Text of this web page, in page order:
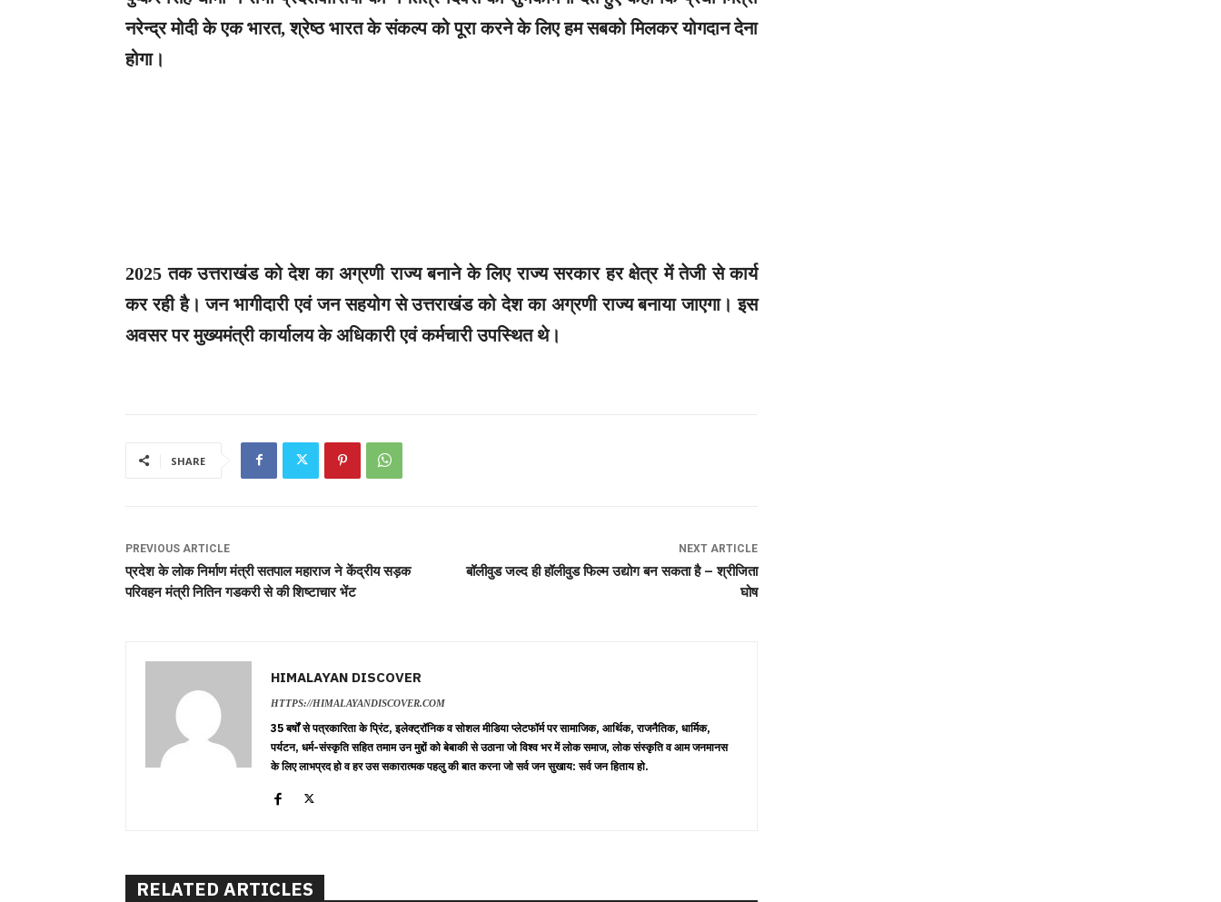
नरेन्द्र मोदी के एक भारत, श्रेष्ठ भारत के संकल्प को पूरा करने के लिए हम सबको मिलकर योगदान देना
होगा।
2025 तक उत्तराखंड को देश का अग्रणी राज्य बनाने के लिए राज्य सरकार हर क्षेत्र में तेजी से कार्य
कर रही है। जन भागीदारी एवं जन सहयोग से उत्तराखंड को देश का अग्रणी राज्य बनाया जाएगा। इस
अवसर पर मुख्यमंत्री कार्यालय के अधिकारी एवं कर्मचारी उपस्थित थे।
SHARE
PREVIOUS ARTICLE
प्रदेश के लोक निर्माण मंत्री सतपाल महाराज ने केंद्रीय सड़क
परिवहन मंत्री नितिन गडकरी से की शिष्टाचार भेंट
NEXT ARTICLE
बॉलीवुड जल्द ही हॉलीवुड फिल्म उद्योग बन सकता है – श्रीजिता
घोष
HIMALAYAN DISCOVER
HTTPS://HIMALAYANDISCOVER.COM
35 बर्षों से पत्रकारिता के प्रिंट, इलेक्ट्रॉनिक व सोशल मीडिया प्लेटफॉर्म पर सामाजिक, आर्थिक, राजनैतिक, धार्मिक,
पर्यटन, धर्म-संस्कृति सहित तमाम उन मुद्दों को बेबाकी से उठाना जो विश्व भर में लोक समाज, लोक संस्कृति व आम जनमानस
के लिए लाभप्रद हो व हर उस सकारात्मक पहलु की बात करना जो सर्व जन सुखाय: सर्व जन हिताय हो.
RELATED ARTICLES